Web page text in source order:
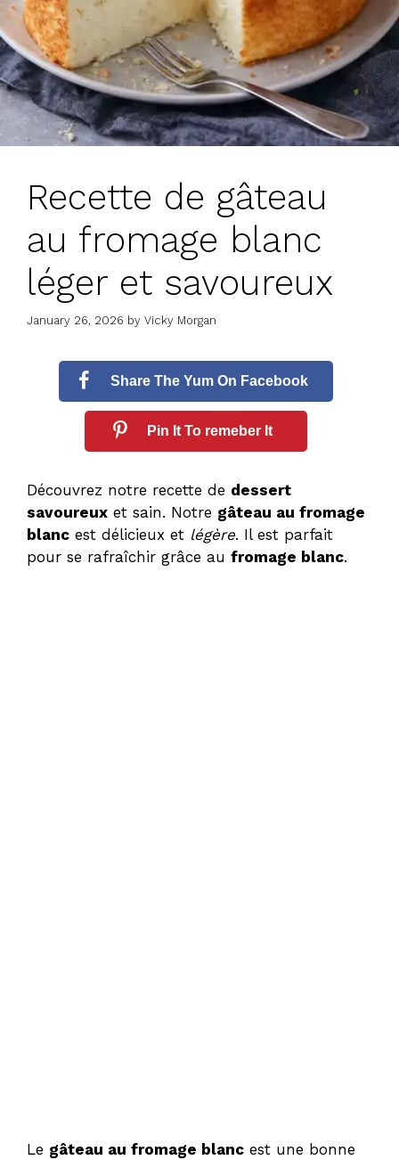
Recette de gâteau
au fromage blanc
léger et savoureux
January 26, 2026 by Vicky Morgan
Share The Yum On Facebook
Pin It To remeber It
Découvrez notre recette de dessert
savoureux et sain. Notre gâteau au fromage
blanc est délicieux et légère. Il est parfait
pour se rafraîchir grâce au fromage blanc.
Le gâteau au fromage blanc est une bonne